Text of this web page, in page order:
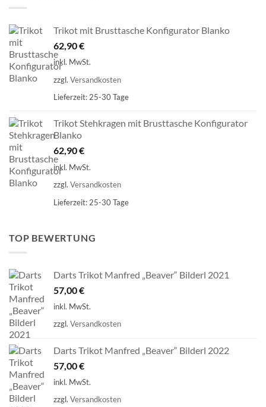
Trikot mit Brusttasche Konfigurator Blanko
62,90€
inkl. MwSt.
zzgl. Versandkosten
Lieferzeit: 25-30 Tage
Trikot Stehkragen mit Brusttasche Konfigurator
Blanko
62,90€
inkl. MwSt.
zzgl. Versandkosten
Lieferzeit: 25-30 Tage
TOP BEWERTUNG
Darts Trikot Manfred „Beaver“ Bilderl 2021
57,00€
inkl. MwSt.
zzgl. Versandkosten
Darts Trikot Manfred „Beaver“ Bilderl 2022
57,00€
inkl. MwSt.
zzgl. Versandkosten